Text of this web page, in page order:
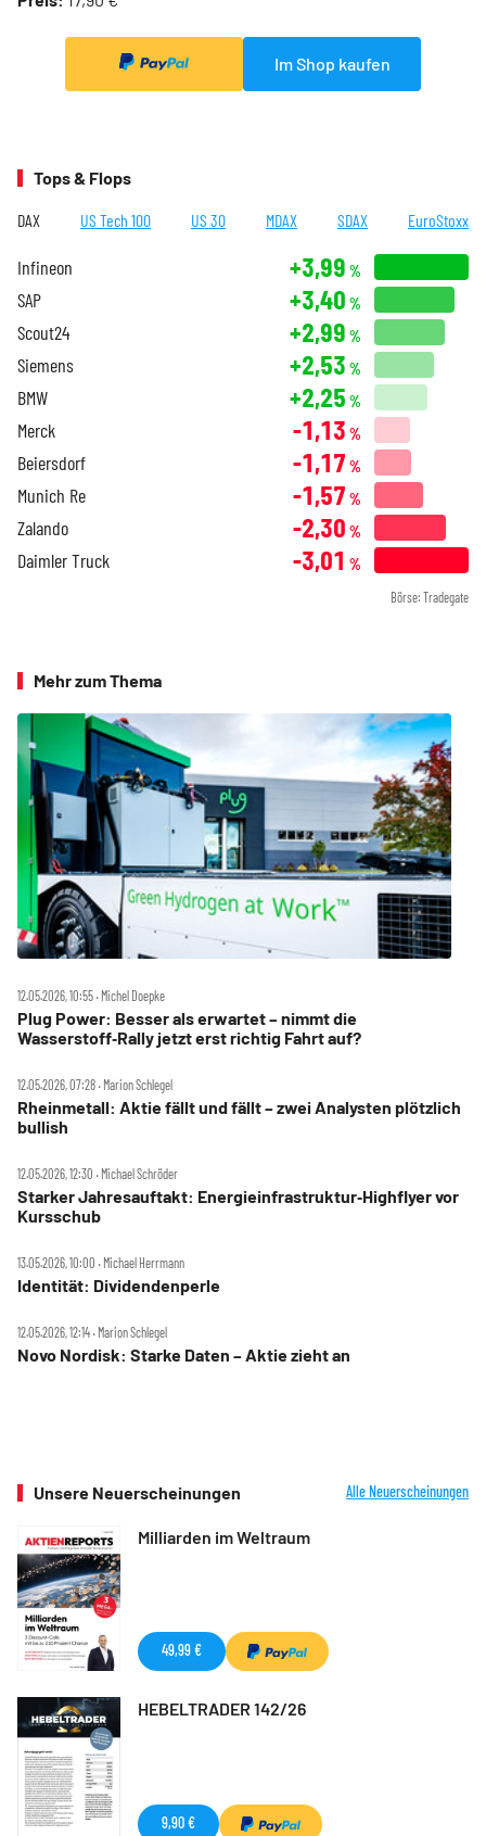
Im Shop kaufen
Tops & Flops
DAX US Tech 100 US 30 MDAX SDAX EuroStoxx
Infineon +3,99 %
SAP +3,40 %
Scout24 +2,99 %
Siemens +2,53 %
BMW +2,25 %
Merck -1,13 %
Beiersdorf -1,17 %
Munich Re -1,57 %
Zalando -2,30 %
Daimler Truck -3,01 %
Börse: Tradegate
Mehr zum Thema
12.05.2026, 10:55 ‧ Michel Doepke
Plug Power: Besser als erwartet – nimmt die
Wasserstoff‑Rally jetzt erst richtig Fahrt auf?
12.05.2026, 07:28 ‧ Marion Schlegel
Rheinmetall: Aktie fällt und fällt – zwei Analysten plötzlich
bullish
12.05.2026, 12:30 ‧ Michael Schröder
Starker Jahresauftakt: Energieinfrastruktur‑Highflyer vor
Kursschub
13.05.2026, 10:00 ‧ Michael Herrmann
Identität: Dividendenperle
12.05.2026, 12:14 ‧ Marion Schlegel
Novo Nordisk: Starke Daten – Aktie zieht an
Unsere Neuerscheinungen Alle Neuerscheinungen
Milliarden im Weltraum
49,99 €
HEBELTRADER 142/26
9,90 €